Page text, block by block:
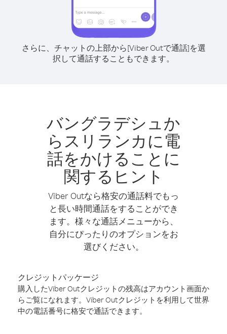
さらに、チャットの上部から[Viber Outで通話]を選
択して通話することもできます。
バングラデシュか
らスリランカに電
話をかけることに
関するヒント
Viber Outなら格安の通話料でもっ
と長い時間通話をすることができ
ます。様々な通話メニューから、
自分にぴったりのオプションをお
選びください。
クレジットパッケージ
購入したViber Outクレジットの残高はアカウント画面か
らご覧になれます。Viber Outクレジットを利用して世界
中の電話番号に格安で通話できます。